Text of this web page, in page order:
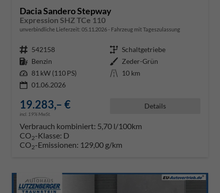
Dacia Sandero Stepway
Expression SHZ TCe 110
unverbindliche Lieferzeit: 05.11.2026 Fahrzeug mit Tageszulassung
Fahrzeugnr. 542158 Getriebe Schaltgetriebe
Kraftstoff Benzin Außenfarbe Zeder-Grün
Leistung 81 kW (110 PS) Kilometerstand 10 km
01.06.2026
19.283,– €
incl. 19% MwSt.
Details
Verbrauch kombiniert: 5,70 l/100km
CO2-Klasse: D
CO2-Emissionen: 129,00 g/km